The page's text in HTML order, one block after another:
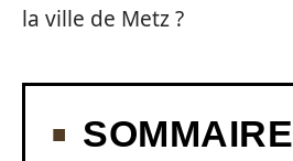
la ville de Metz ?
SOMMAIRE